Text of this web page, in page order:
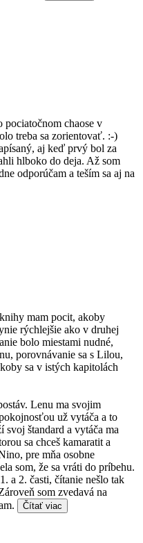
chaose v
treba sa zorientovať. :-)
aj keď prvý bol za
hlboko do deja. Až som
odporúčam a teším sa aj na
mam pocit, akoby
rýchlejšie ako v druhej
bolo miestami nudné,
porovnávanie sa s Lilou,
sa v istých kapitolách
Lenu ma svojim
už vytáča a to
štandard a vytáča ma
sa chceš kamaratit a
pre mňa osobne
som, že sa vráti do príbehu.
a 2. časti, čítanie nešlo tak
som zvedavá na
Čítať viac